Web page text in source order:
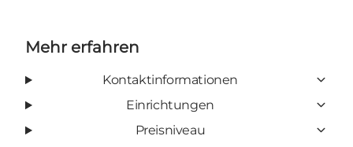
Mehr erfahren
Kontaktinformationen
Einrichtungen
Preisniveau